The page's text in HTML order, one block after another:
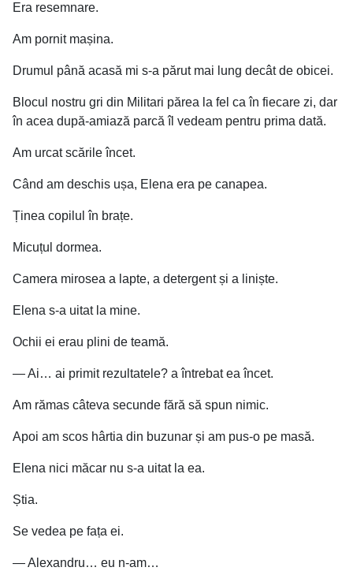
Era resemnare.
Am pornit mașina.
Drumul până acasă mi s-a părut mai lung decât de obicei.
Blocul nostru gri din Militari părea la fel ca în fiecare zi, dar
în acea după-amiază parcă îl vedeam pentru prima dată.
Am urcat scările încet.
Când am deschis ușa, Elena era pe canapea.
Ținea copilul în brațe.
Micuțul dormea.
Camera mirosea a lapte, a detergent și a liniște.
Elena s-a uitat la mine.
Ochii ei erau plini de teamă.
— Ai… ai primit rezultatele? a întrebat ea încet.
Am rămas câteva secunde fără să spun nimic.
Apoi am scos hârtia din buzunar și am pus-o pe masă.
Elena nici măcar nu s-a uitat la ea.
Știa.
Se vedea pe fața ei.
— Alexandru… eu n-am…